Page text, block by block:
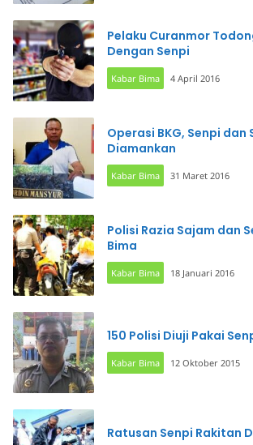
Pelaku Curanmor
Dengan Senpi
Kabar Bima 4 April 2016
Operasi BKG, Senpi dan
Diamankan
Kabar Bima 31 Maret 2016
Polisi Razia Sajam dan
Bima
Kabar Bima 18 Januari 2016
150 Polisi Diuji Pakai
Kabar Bima 12 Oktober 2015
Ratusan Senpi Rakitan